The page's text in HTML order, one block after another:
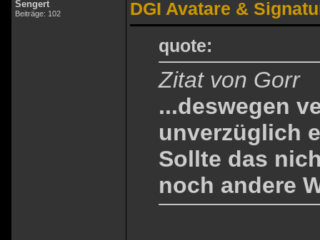
Sengert
Beiträge: 102
DGI Avatare &
quote:
Zitat von Gorr
...deswegen
unverzüglich
Sollte das
noch andere